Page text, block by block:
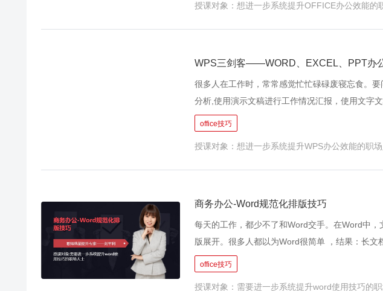
者平均仅掌握20％的应用软件功能。进行一次有
大量的工作时间。本次课程将为大家讲授
辑清晰。更重要的是，OFFICE技术将帮助我们解
企业创造价值、让我们更有机会在人才竞争中脱颖
授课对象：想进一步系统提升OFFICE办公效能的
WPS三剑客——WORD、EXCEL、PPT办
很多人在工作时，常常感觉忙忙碌碌废寝忘食。
分析,使用演示文稿进行工作情况汇报，使用文字
开整数据、做报告、编文档的工作。因此，WPS
公软件中最常用、最核心的功能模块和关键技术
辑、系统全面地掌握它们的关键技术、使用思路
效率，使学员的数据分析准确高效， 报告逻辑清
office技巧
授课对象：想进一步系统提升WPS办公效能的职
商务办公-Word规范化排版技巧
每天的工作，都少不了和Word交手。在Word中
版展开。很多人都以为Word很简单 ，结果：长文
信息太多只会一个个手动修改这些问题日复一日
这样操作，其实大错特错。 想要做好Word并不难
office技巧
授课对象：需要进一步系统提升word使用技巧的